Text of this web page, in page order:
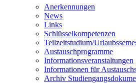
Anerkennungen
News
Links
Schlüsselkompetenzen
Teilzeitstudium/
Austauschprogramme
Informationsveranstaltungen
Informationen für
Archiv